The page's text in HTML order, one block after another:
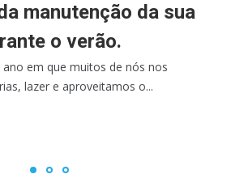
manutenção da sua
o verão.
em que muitos de nós nos
lazer e aproveitamos o...